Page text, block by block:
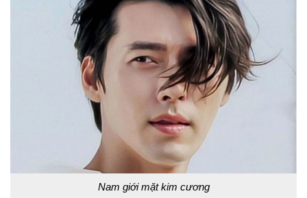
Nam giới mặt kim cương